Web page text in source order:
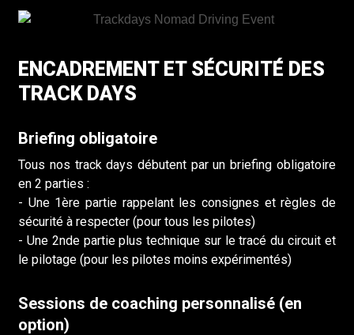
ENCADREMENT ET SÉCURITÉ DES
TRACK DAYS
Briefing obligatoire
Tous nos track days débutent par un briefing obligatoire
en 2 parties :
- Une 1ère partie rappelant les consignes et règles de
sécurité à respecter (pour tous les pilotes)
- Une 2nde partie plus technique sur le tracé du circuit et
le pilotage (pour les pilotes moins expérimentés)
Sessions de coaching personnalisé (en
option)